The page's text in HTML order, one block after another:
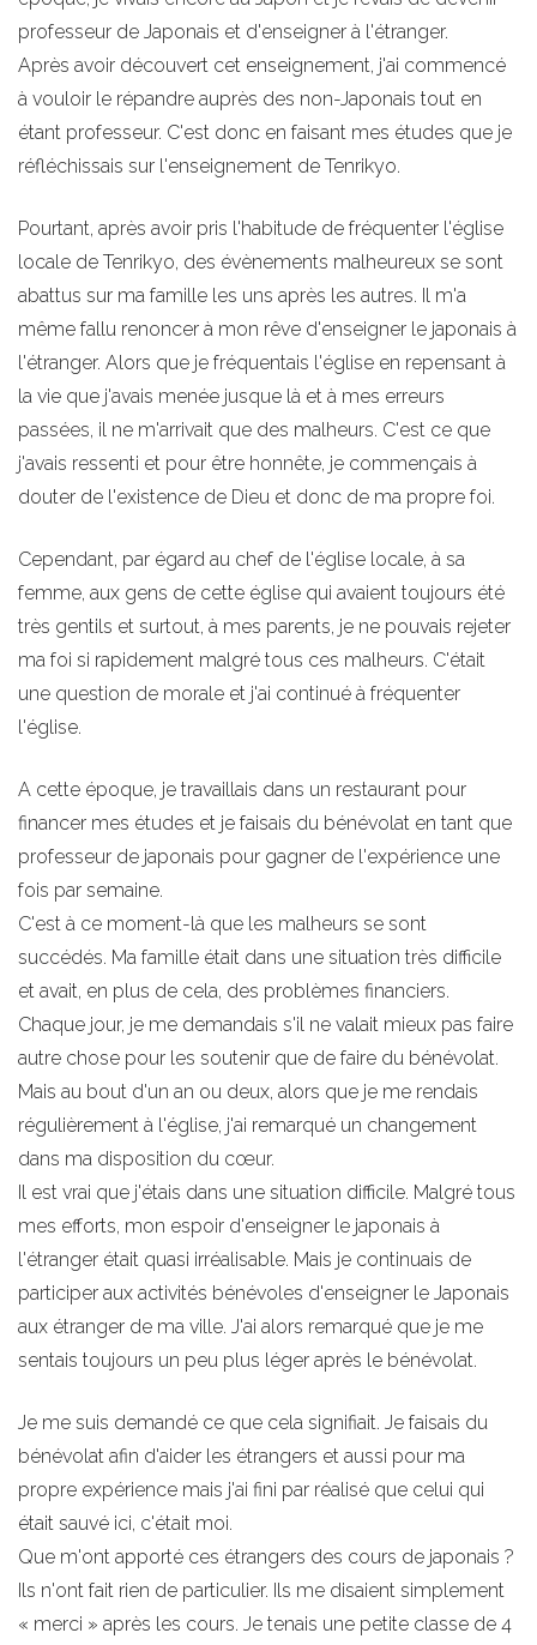
professeur de Japonais et d'enseigner à l'étranger.
Après avoir découvert cet enseignement, j'ai commencé
à vouloir le répandre auprès des non-Japonais tout en
étant professeur. C'est donc en faisant mes études que je
réfléchissais sur l'enseignement de Tenrikyo.
Pourtant, après avoir pris l'habitude de fréquenter l'église
locale de Tenrikyo, des évènements malheureux se sont
abattus sur ma famille les uns après les autres. Il m'a
même fallu renoncer à mon rêve d'enseigner le japonais à
l'étranger. Alors que je fréquentais l'église en repensant à
la vie que j'avais menée jusque là et à mes erreurs
passées, il ne m'arrivait que des malheurs. C'est ce que
j'avais ressenti et pour être honnête, je commençais à
douter de l'existence de Dieu et donc de ma propre foi.
Cependant, par égard au chef de l'église locale, à sa
femme, aux gens de cette église qui avaient toujours été
très gentils et surtout, à mes parents, je ne pouvais rejeter
ma foi si rapidement malgré tous ces malheurs. C'était
une question de morale et j'ai continué à fréquenter
l'église.
A cette époque, je travaillais dans un restaurant pour
financer mes études et je faisais du bénévolat en tant que
professeur de japonais pour gagner de l'expérience une
fois par semaine.
C'est à ce moment-là que les malheurs se sont
succédés. Ma famille était dans une situation très difficile
et avait, en plus de cela, des problèmes financiers.
Chaque jour, je me demandais s'il ne valait mieux pas faire
autre chose pour les soutenir que de faire du bénévolat.
Mais au bout d'un an ou deux, alors que je me rendais
régulièrement à l'église, j'ai remarqué un changement
dans ma disposition du cœur.
Il est vrai que j'étais dans une situation difficile. Malgré tous
mes efforts, mon espoir d'enseigner le japonais à
l'étranger était quasi irréalisable. Mais je continuais de
participer aux activités bénévoles d'enseigner le Japonais
aux étranger de ma ville. J'ai alors remarqué que je me
sentais toujours un peu plus léger après le bénévolat.
Je me suis demandé ce que cela signifiait. Je faisais du
bénévolat afin d'aider les étrangers et aussi pour ma
propre expérience mais j'ai fini par réalisé que celui qui
était sauvé ici, c'était moi.
Que m'ont apporté ces étrangers des cours de japonais ?
Ils n'ont fait rien de particulier. Ils me disaient simplement
« merci » après les cours. Je tenais une petite classe de 4